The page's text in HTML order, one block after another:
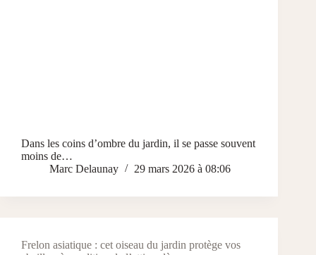
Dans les coins d’ombre du jardin, il se passe souvent
moins de…
Marc Delaunay
29 mars 2026 à 08:06
Frelon asiatique : cet oiseau du jardin protège vos